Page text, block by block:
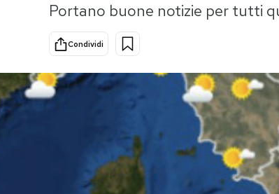
Storie/Idee
Ok Boomer!
Europa
Altrecose
Mondiali calcio 2026
Portano buone notizie per tutti
Condividi